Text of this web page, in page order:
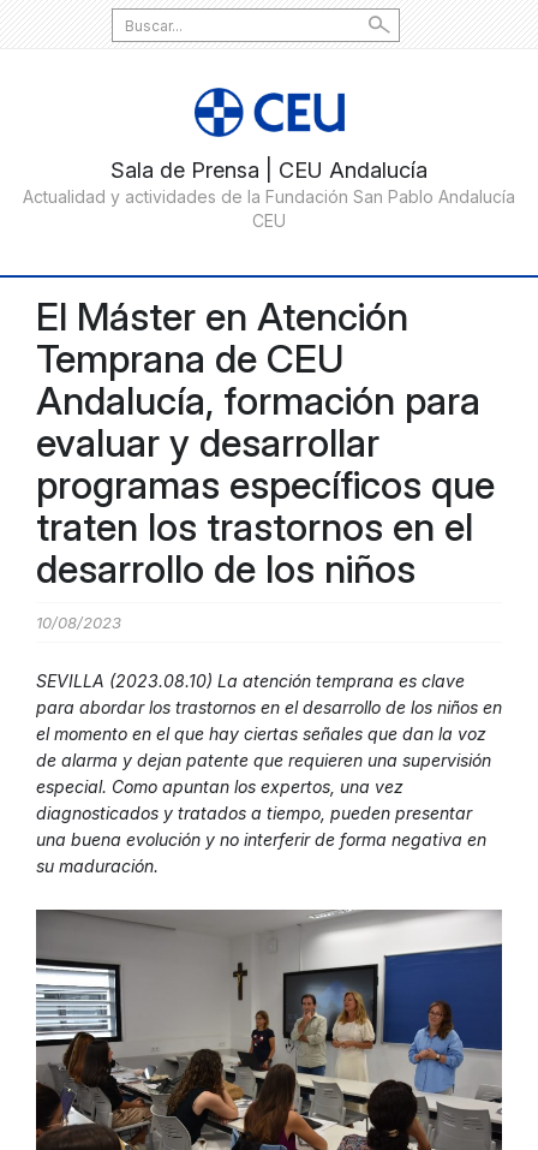
Search
for:
El Máster en Atención
Temprana de CEU
Andalucía, formación para
evaluar y desarrollar
programas específicos que
traten los trastornos en el
desarrollo de los niños
10/08/2023
SEVILLA (2023.08.10) La atención temprana es clave
para abordar los trastornos en el desarrollo de los niños en
el momento en el que hay ciertas señales que dan la voz
de alarma y dejan patente que requieren una supervisión
especial. Como apuntan los expertos, una vez
diagnosticados y tratados a tiempo, pueden presentar
una buena evolución y no interferir de forma negativa en
su maduración.